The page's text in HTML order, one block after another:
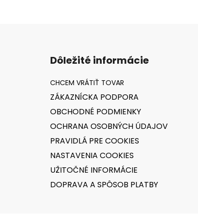
Dôležité informácie
ZÁKAZNÍCKA PODPORA
OBCHODNÉ PODMIENKY
OCHRANA OSOBNÝCH ÚDAJOV
PRAVIDLÁ PRE COOKIES
NASTAVENIA COOKIES
UŽITOČNÉ INFORMÁCIE
DOPRAVA A SPÔSOB PLATBY